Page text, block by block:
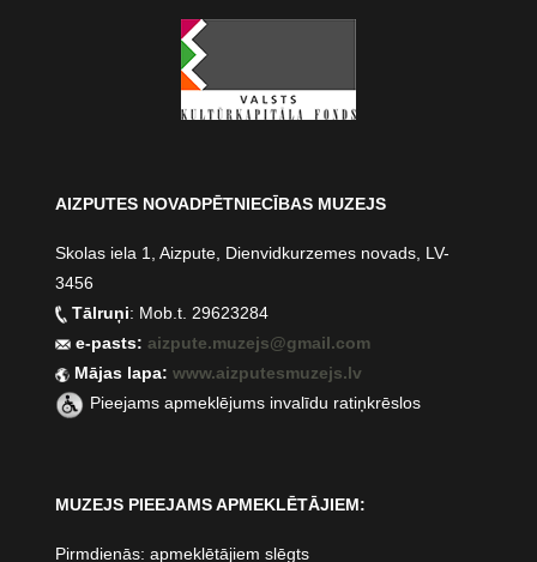
AIZPUTES NOVADPĒTNIECĪBAS MUZEJS
Skolas iela 1, Aizpute, Dienvidkurzemes novads, LV-
3456
Tālruņi: Mob.t. 29623284
e-pasts:aizpute.muzejs@gmail.com
Mājas lapa:www.aizputesmuzejs.lv
Pieejams apmeklējums invalīdu ratiņkrēslos
MUZEJS PIEEJAMS APMEKLĒTĀJIEM:
Pirmdienās: apmeklētājiem slēgts